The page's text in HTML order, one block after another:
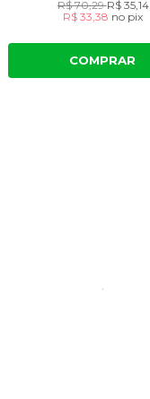
R$ 70,29R$ 35,14
R$ 33,38 no pix
COMPRAR